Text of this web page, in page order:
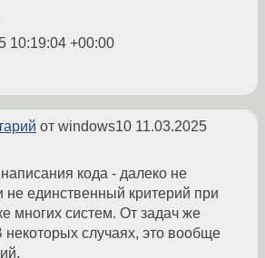
10:19:04 +00:00
от windows10 11.03.2025
кода - далеко не
не единственный критерий при
многих систем. От задач же
некоторых случаях, это вообще